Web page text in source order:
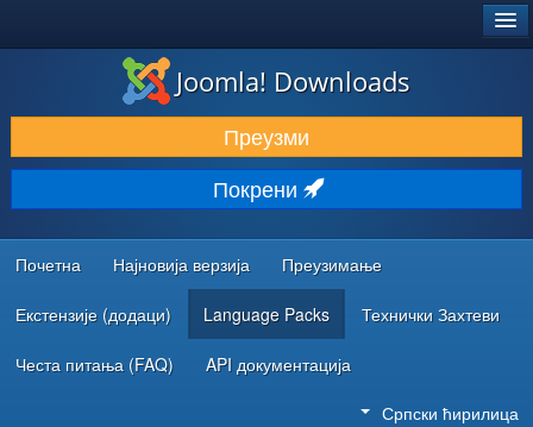
ПРЕУЗИМАЊЕ И ПРОШИРЕЊА (ЕКСТЕНЗИЈЕ)
ОТКРИЈТЕ И НАУЧИТЕ
ЗАЈЕДНИЦА И ПОДРШКА
РЕСУРСИ ЗА РАЗВОЈ
Joomla! Downloads
Преузми
Покрени
Почетна Најновија верзија Преузимање
Екстензије (додаци) Language Packs Технички Захтеви
Честа питања (FAQ) API документација
Српски ћирилица